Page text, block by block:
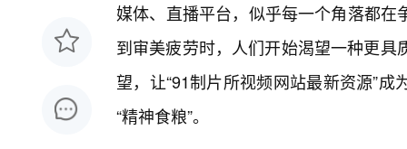
媒体、直播平台，似乎每一个角落都
到审美疲劳时，人们开始渴望一种更
望，让“91制片所视频网站最新资源”
“精神食粮”。